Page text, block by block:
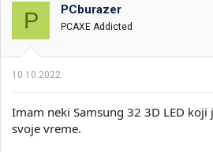
o
v
n
:
P PCburazer
PCAXE Addicted
10.10.2022.
Imam neki Samsung 32 3D LED
svoje vreme.